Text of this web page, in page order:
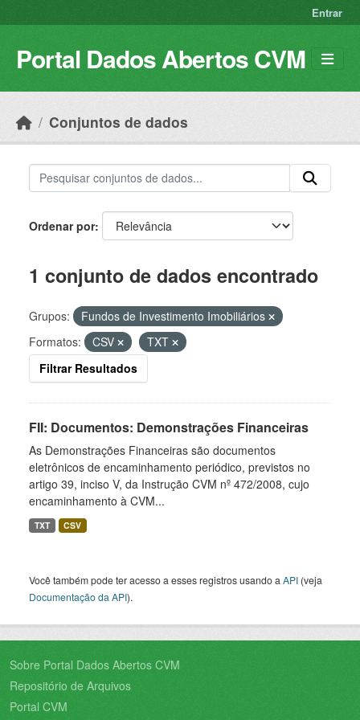
Entrar
Portal Dados Abertos CVM
Conjuntos de dados
Ordenar por
1 conjunto de dados encontrado
Grupos:
Fundos de Investimento Imobiliários
Formatos:
CSV
TXT
Filtrar Resultados
FII: Documentos: Demonstrações Financeiras
As Demonstrações Financeiras são documentos
eletrônicos de encaminhamento periódico, previstos no
artigo 39, inciso V, da Instrução CVM nº 472/2008, cujo
encaminhamento à CVM...
TXT CSV
Você também pode ter acesso a esses registros usando a API (veja
Documentação da API).
Sobre Portal Dados Abertos CVM
Repositório de Arquivos
Portal CVM